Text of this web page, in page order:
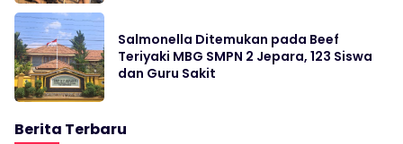
Salmonella Ditemukan pada Beef
Teriyaki MBG SMPN 2 Jepara, 123 Siswa
dan Guru Sakit
Berita Terbaru